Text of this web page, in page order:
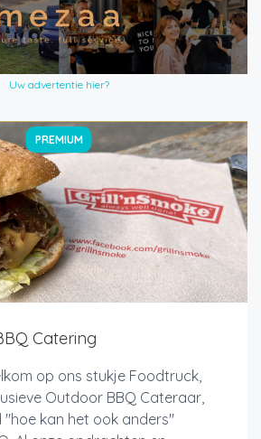
Uw advertentie hier?
PREMIUM
Catering
op ons stukje Foodtruck,
Outdoor BBQ Cateraar,
"hoe kan het ook anders"